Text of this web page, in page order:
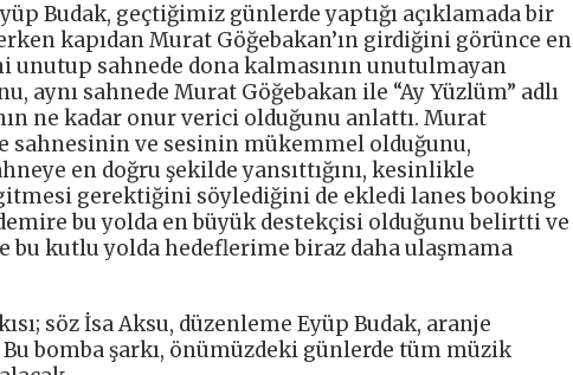
Budak, geçtiğimiz günlerde yaptığı açıklamada bir
kapıdan Murat Göğebakan’ın girdiğini görünce en
unutup sahnede dona kalmasının unutulmayan
aynı sahnede Murat Göğebakan ile “Ay Yüzlüm” adlı
ne kadar onur verici olduğunu anlattı. Murat
sahnesinin ve sesinin mükemmel olduğunu,
en doğru şekilde yansıttığını, kesinlikle
gerektiğini söylediğini de ekledi lanes booking
bu yolda en büyük destekçisi olduğunu belirtti ve
bu kutlu yolda hedeflerime biraz daha ulaşmama
söz İsa Aksu, düzenleme Eyüp Budak, aranje
bomba şarkı, önümüzdeki günlerde tüm müzik